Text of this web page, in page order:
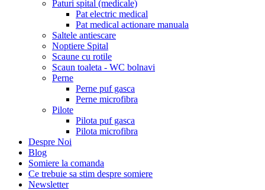
Paturi spital (medicale)
Pat electric medical
Pat medical actionare manuala
Saltele antiescare
Noptiere Spital
Scaune cu rotile
Scaun toaleta - WC bolnavi
Perne
Perne puf gasca
Perne microfibra
Pilote
Pilota puf gasca
Pilota microfibra
Despre Noi
Blog
Somiere la comanda
Ce trebuie sa stim despre somiere
Newsletter